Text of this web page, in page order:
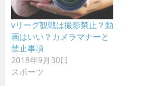
vリーグ観戦は撮影禁止？動
画はいい？カメラマナーと
禁止事項
2018年9月30日
スポーツ